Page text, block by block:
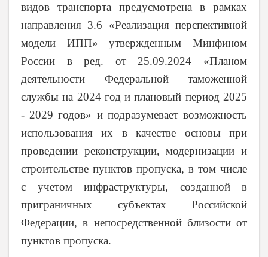
видов транспорта предусмотрена в рамках
направления 3.6 «Реализация перспективной
модели ИПП» утвержденным Минфином
России в ред. от 25.09.2024 «Планом
деятельности Федеральной таможенной
службы на 2024 год и плановый период 2025
- 2029 годов» и подразумевает возможность
использования их в качестве основы при
проведении реконструкции, модернизации и
строительстве пунктов пропуска, в том числе
с учетом инфраструктуры, созданной в
приграничных субъектах Российской
Федерации, в непосредственной близости от
пунктов пропуска.